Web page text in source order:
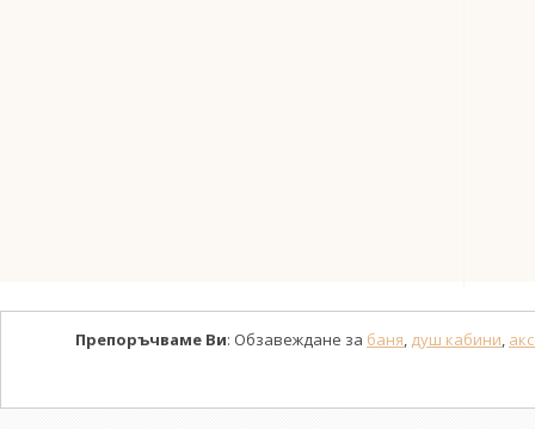
Препоръчваме Ви: Обзавеждане за баня, душ кабини,